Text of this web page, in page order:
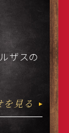
ザスの
を見る